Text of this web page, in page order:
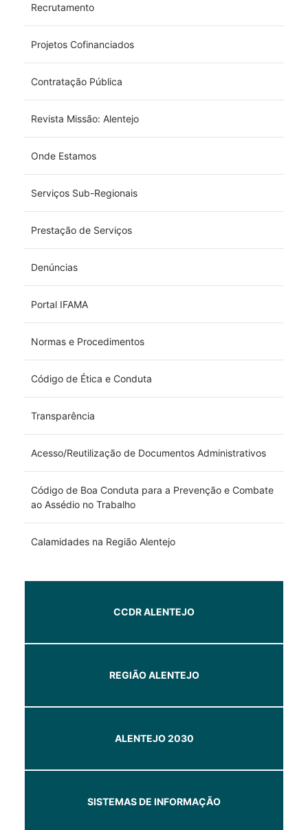
Recrutamento
Projetos Cofinanciados
Contratação Pública
Revista Missão: Alentejo
Onde Estamos
Serviços Sub-Regionais
Prestação de Serviços
Denúncias
Portal IFAMA
Normas e Procedimentos
Código de Ética e Conduta
Transparência
Acesso/Reutilização de Documentos Administrativos
Código de Boa Conduta para a Prevenção e Combate
ao Assédio no Trabalho
Calamidades na Região Alentejo
CCDR ALENTEJO
REGIÃO ALENTEJO
ALENTEJO 2030
SISTEMAS DE INFORMAÇÃO